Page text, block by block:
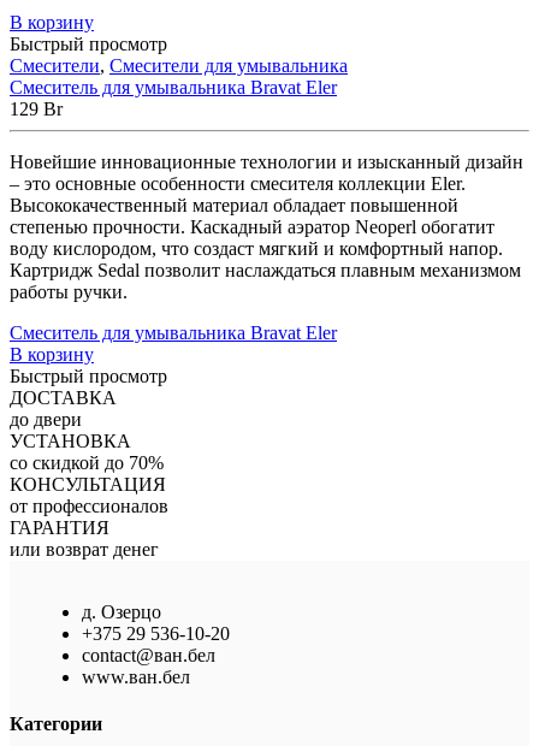
В корзину
Быстрый просмотр
Смесители, Смесители для умывальника
Смеситель для умывальника Bravat Eler
129 Br
Новейшие инновационные технологии и изысканный дизайн
– это основные особенности смесителя коллекции Eler.
Высококачественный материал обладает повышенной
степенью прочности. Каскадный аэратор Neoperl обогатит
воду кислородом, что создаст мягкий и комфортный напор.
Картридж Sedal позволит наслаждаться плавным механизмом
работы ручки.
Смеситель для умывальника Bravat Eler
В корзину
Быстрый просмотр
ДОСТАВКА
до двери
УСТАНОВКА
со скидкой до 70%
КОНСУЛЬТАЦИЯ
от профессионалов
ГАРАНТИЯ
или возврат денег
д. Озерцо
+375 29 536-10-20
contact@ван.бел
www.ван.бел
Категории